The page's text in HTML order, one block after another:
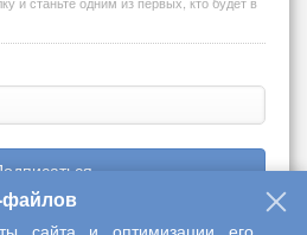
файлов
сайта и оптимизации его